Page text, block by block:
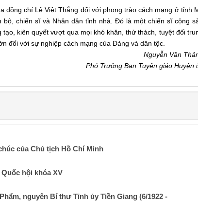
đồng chí Lê Việt Thắng đối với phong trào cách mạng ở tỉnh
chiến sĩ và Nhân dân tỉnh nhà. Đó là một chiến sĩ cộng
kiên quyết vượt qua mọi khó khăn, thử thách, tuyệt đối
đối với sự nghiệp cách mạng của Đảng và dân tộc.
Nguyễn Văn
Phó Trưởng Ban Tuyên giáo Huyện
của Chủ tịch Hồ Chí Minh
hội khóa XV
nguyên Bí thư Tỉnh ủy Tiền Giang (6/1922 -